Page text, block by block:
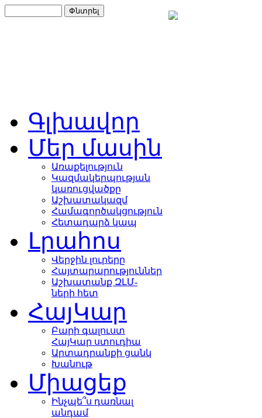
Գլխավոր
Մեր մասին
Առաքելություն
Կազմակերպության
կառուցվածքը
Աշխատակազմ
Համագործակցություն
Հետադարձ կապ
Լրահոս
Վերջին լուրերը
Հայտարարություններ
Աշխատանք ԶԼՄ-
ների հետ
ՀայԿար
Բարի գալուստ
ՀայԿար ստուդիա
Արտադրանքի ցանկ
Խանութ
Միացեք
Ինչպե՞ս դառնալ
անդամ